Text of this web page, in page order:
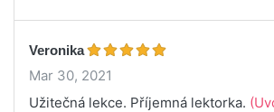
Veronika
Mar 30, 2021
Užitečná lekce. Příjemná lektorka.